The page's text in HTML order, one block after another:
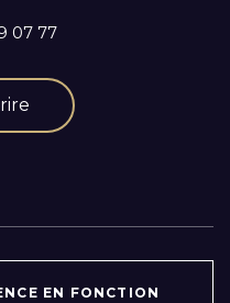
07 77
EN FONCTION